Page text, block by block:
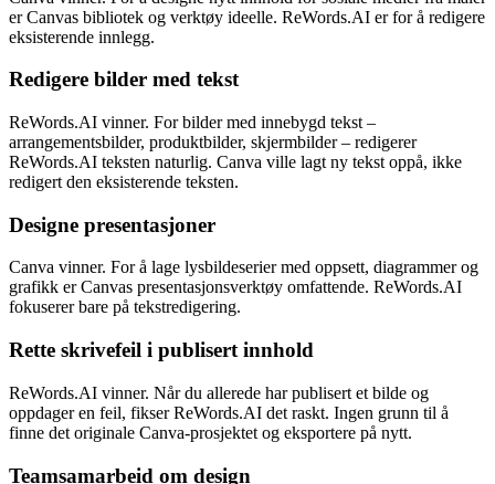
er Canvas bibliotek og verktøy ideelle. ReWords.AI er for å redigere
eksisterende innlegg.
Redigere bilder med tekst
ReWords.AI vinner. For bilder med innebygd tekst –
arrangementsbilder, produktbilder, skjermbilder – redigerer
ReWords.AI teksten naturlig. Canva ville lagt ny tekst oppå, ikke
redigert den eksisterende teksten.
Designe presentasjoner
Canva vinner. For å lage lysbildeserier med oppsett, diagrammer og
grafikk er Canvas presentasjonsverktøy omfattende. ReWords.AI
fokuserer bare på tekstredigering.
Rette skrivefeil i publisert innhold
ReWords.AI vinner. Når du allerede har publisert et bilde og
oppdager en feil, fikser ReWords.AI det raskt. Ingen grunn til å
finne det originale Canva-prosjektet og eksportere på nytt.
Teamsamarbeid om design